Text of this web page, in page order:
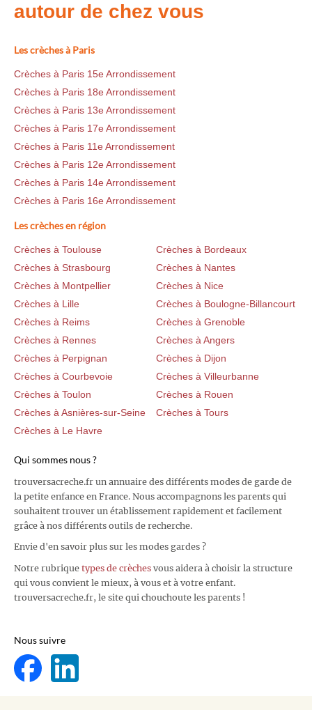
autour de chez vous
Les crèches à Paris
Crèches à Paris 15e Arrondissement
Crèches à Paris 18e Arrondissement
Crèches à Paris 13e Arrondissement
Crèches à Paris 17e Arrondissement
Crèches à Paris 11e Arrondissement
Crèches à Paris 12e Arrondissement
Crèches à Paris 14e Arrondissement
Crèches à Paris 16e Arrondissement
Les crèches en région
Crèches à Toulouse
Crèches à Bordeaux
Crèches à Strasbourg
Crèches à Nantes
Crèches à Montpellier
Crèches à Nice
Crèches à Lille
Crèches à Boulogne-Billancourt
Crèches à Reims
Crèches à Grenoble
Crèches à Rennes
Crèches à Angers
Crèches à Perpignan
Crèches à Dijon
Crèches à Courbevoie
Crèches à Villeurbanne
Crèches à Toulon
Crèches à Rouen
Crèches à Asnières-sur-Seine
Crèches à Tours
Crèches à Le Havre
Qui sommes nous ?
trouversacreche.fr un annuaire des différents modes de garde de
la petite enfance en France. Nous accompagnons les parents qui
souhaitent trouver un établissement rapidement et facilement
grâce à nos différents outils de recherche.
Envie d'en savoir plus sur les modes gardes ?
Notre rubrique types de crèches vous aidera à choisir la structure
qui vous convient le mieux, à vous et à votre enfant.
trouversacreche.fr, le site qui chouchoute les parents !
Nous suivre